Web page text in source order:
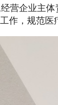
营企业主
作，规范医